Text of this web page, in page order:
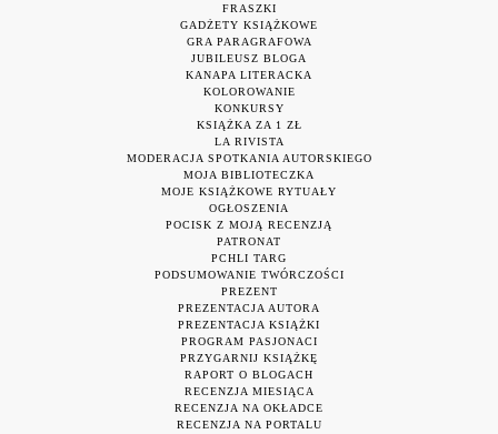
FRASZKI
GADŻETY KSIĄŻKOWE
GRA PARAGRAFOWA
JUBILEUSZ BLOGA
KANAPA LITERACKA
KOLOROWANIE
KONKURSY
KSIĄŻKA ZA 1 ZŁ
LA RIVISTA
MODERACJA SPOTKANIA AUTORSKIEGO
MOJA BIBLIOTECZKA
MOJE KSIĄŻKOWE RYTUAŁY
OGŁOSZENIA
POCISK Z MOJĄ RECENZJĄ
PATRONAT
PCHLI TARG
PODSUMOWANIE TWÓRCZOŚCI
PREZENT
PREZENTACJA AUTORA
PREZENTACJA KSIĄŻKI
PROGRAM PASJONACI
PRZYGARNIJ KSIĄŻKĘ
RAPORT O BLOGACH
RECENZJA MIESIĄCA
RECENZJA NA OKŁADCE
RECENZJA NA PORTALU